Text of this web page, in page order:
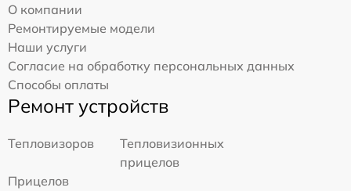
О компании
Ремонтируемые модели
Наши услуги
Согласие на обработку персональных данных
Способы оплаты
Ремонт устройств
Тепловизоров
Тепловизионных
прицелов
Прицелов